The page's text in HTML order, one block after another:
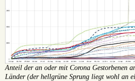
Anteil der an oder mit Corona Gestorbenen
Länder (der hellgrüne Sprung liegt wohl an